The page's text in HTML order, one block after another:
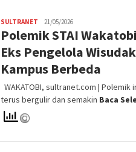
SULTRANET admin
SN
21/05/2026
Polemik STAI
Eks Pengelola
Kampus Berbeda
WAKATOBI, sultranet.com | Polemik
terus bergulir dan semakin Baca